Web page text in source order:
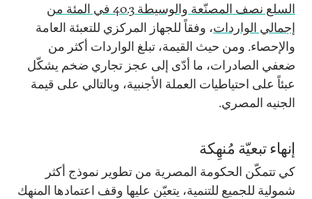
السلع نصف المصنّعة والوسيطة 40.3 في المئة من
إجمالي الواردات، وفقاً للجهاز المركزي للتعبئة العامة
والإحصاء. ومن حيث القيمة، تبلغ الواردات أكثر من
ضعفي الصادرات، ما أدّى إلى عجز تجاري ضخم يشكّل
عبئاً على احتياطيات العملة الأجنبية، وبالتالي على قيمة
الجنيه المصري.
إنهاء تبعيّة مُنهِكة
كي تتمكّن الحكومة المصرية من تطوير نموذج أكثر
شمولية للجميع للتنمية، يتعيّن عليها وقف اعتمادها المنهِك